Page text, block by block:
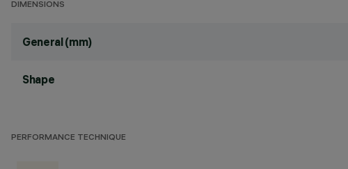
DIMENSIONS
General (mm)
Shape
PERFORMANCE TECHNIQUE